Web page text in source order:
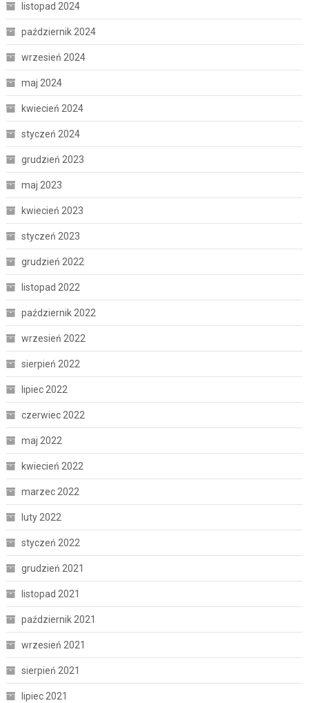
listopad 2024
październik 2024
wrzesień 2024
maj 2024
kwiecień 2024
styczeń 2024
grudzień 2023
maj 2023
kwiecień 2023
styczeń 2023
grudzień 2022
listopad 2022
październik 2022
wrzesień 2022
sierpień 2022
lipiec 2022
czerwiec 2022
maj 2022
kwiecień 2022
marzec 2022
luty 2022
styczeń 2022
grudzień 2021
listopad 2021
październik 2021
wrzesień 2021
sierpień 2021
lipiec 2021